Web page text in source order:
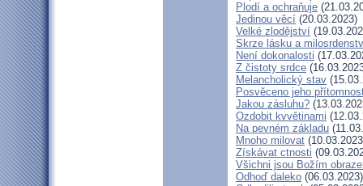
Plodí a ochraňuje
Jedinou věcí (20.03.2023)
Velké zlodějství
Skrze lásku a
Není dokonalosti
Z čistoty srdce
Melancholický stav
Posvěceno jeho
Jakou zásluhu?
Ozdobit kvvětinami
Na pevném základu
Mnoho milovat
Získávat ctnosti
Všichni jsou Božím
Odhoď daleko (06.03.2023)